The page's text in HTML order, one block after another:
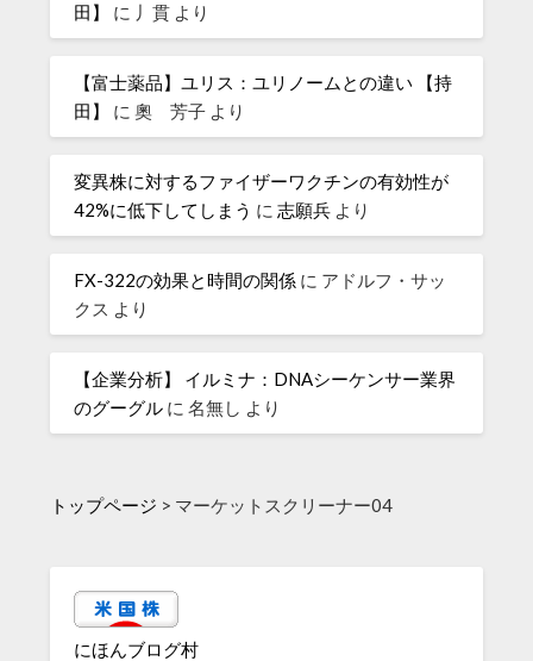
田】
に 丿貫 より
【富士薬品】ユリス：ユリノームとの違い 【持
田】
に奧 芳子 より
変異株に対するファイザーワクチンの有効性が
42%に低下してしまう に志願兵 より
FX-322の効果と時間の関係 に アドルフ・サッ
クス より
【企業分析】 イルミナ：DNAシーケンサー業界
のグーグル に名無し より
トップページ > マーケットスクリーナー04
にほんブログ村